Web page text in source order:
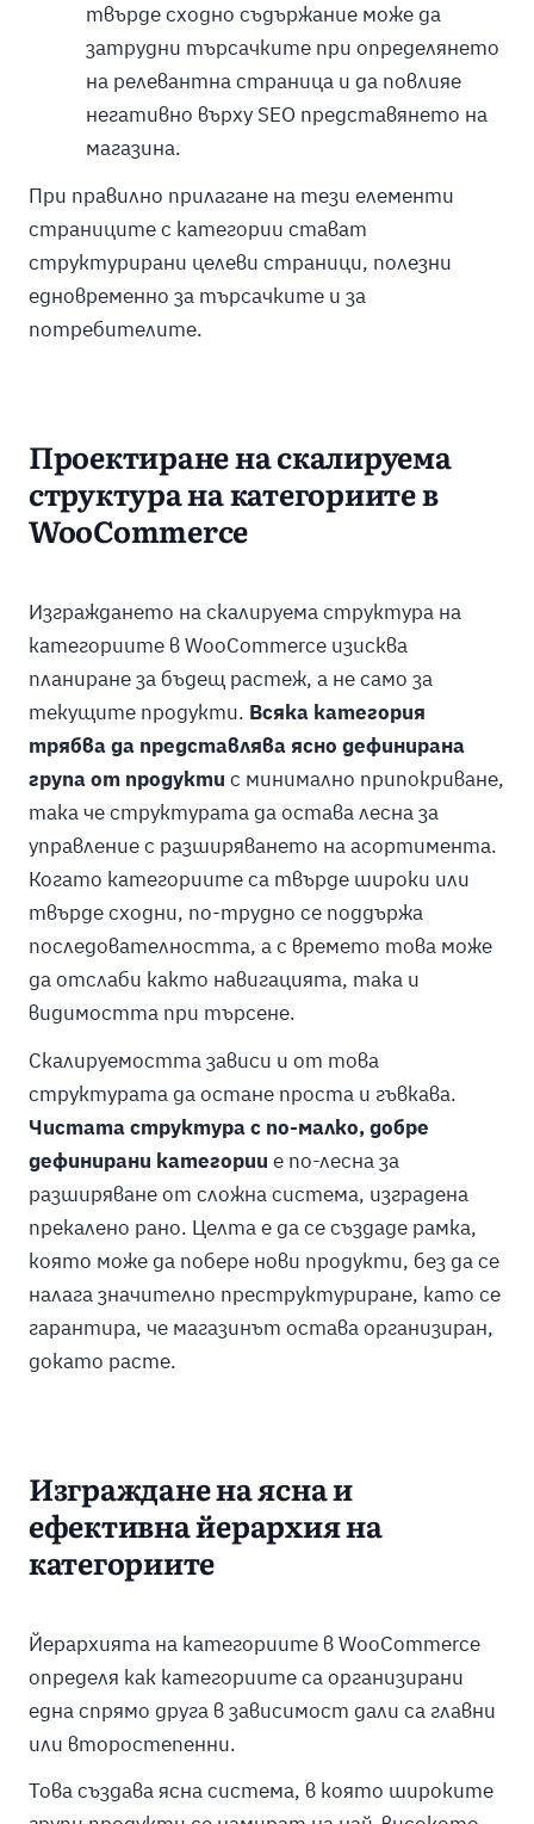
твърде сходно съдържание може да
затрудни търсачките при определянето
на релевантна страница и да повлияе
негативно върху SEO представянето на
магазина.
При правилно прилагане на тези елементи
страниците с категории стават
структурирани целеви страници, полезни
едновременно за търсачките и за
потребителите.
Проектиране на скалируема
структура на категориите в
WooCommerce
Изграждането на скалируема структура на
категориите в WooCommerce изисква
планиране за бъдещ растеж, а не само за
текущите продукти. Всяка категория
трябва да представлява ясно дефинирана
група от продукти с минимално припокриване,
така че структурата да остава лесна за
управление с разширяването на асортимента.
Когато категориите са твърде широки или
твърде сходни, по-трудно се поддържа
последователността, а с времето това може
да отслаби както навигацията, така и
видимостта при търсене.
Скалируемостта зависи и от това
структурата да остане проста и гъвкава.
Чистата структура с по-малко, добре
дефинирани категории е по-лесна за
разширяване от сложна система, изградена
прекалено рано. Целта е да се създаде рамка,
която може да побере нови продукти, без да се
налага значително преструктуриране, като се
гарантира, че магазинът остава организиран,
докато расте.
Изграждане на ясна и
ефективна йерархия на
категориите
Йерархията на категориите в WooCommerce
определя как категориите са организирани
една спрямо друга в зависимост дали са главни
или второстепенни.
Това създава ясна система, в която широките